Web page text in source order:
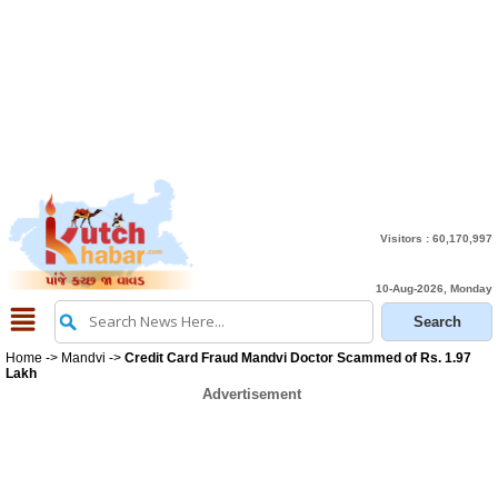
Visitors : 60,170,997
10-Aug-2026, Monday
Home -> Mandvi -> Credit Card Fraud Mandvi Doctor Scammed of Rs. 1.97
Lakh
Advertisement